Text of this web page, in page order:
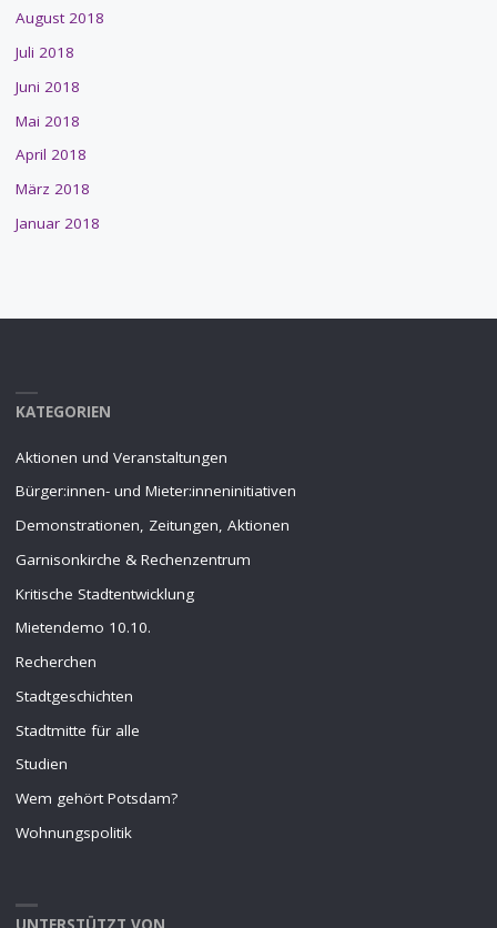
August 2018
Juli 2018
Juni 2018
Mai 2018
April 2018
März 2018
Januar 2018
KATEGORIEN
Aktionen und Veranstaltungen
Bürger:innen- und Mieter:inneninitiativen
Demonstrationen, Zeitungen, Aktionen
Garnisonkirche & Rechenzentrum
Kritische Stadtentwicklung
Mietendemo 10.10.
Recherchen
Stadtgeschichten
Stadtmitte für alle
Studien
Wem gehört Potsdam?
Wohnungspolitik